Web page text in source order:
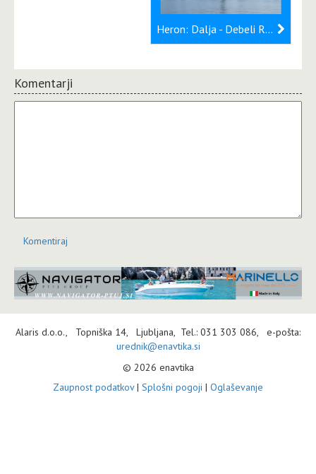
Heron: Dalja - Debeli Rtič
Komentarji
Komentiraj
Alaris d.o.o., Topniška 14, Ljubljana, Tel.: 031 303 086, e-pošta:
urednik@enavtika.si
© 2026 enavtika
Zaupnost podatkov| Splošni pogoji | Oglaševanje